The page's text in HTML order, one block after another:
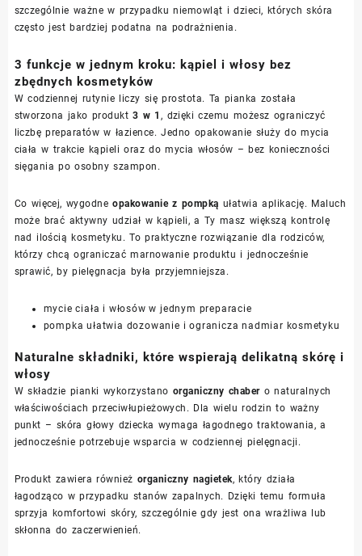
szczególnie ważne w przypadku niemowląt i dzieci, których skóra
często jest bardziej podatna na podrażnienia.
3 funkcje w jednym kroku: kąpiel i włosy bez
zbędnych kosmetyków
W codziennej rutynie liczy się prostota. Ta pianka została
stworzona jako produkt3 w 1 , dzięki czemu możesz ograniczyć
liczbę preparatów w łazience. Jedno opakowanie służy do mycia
ciała w trakcie kąpieli oraz do mycia włosów – bez konieczności
sięgania po osobny szampon.
Co więcej, wygodneopakowanie z pompką ułatwia aplikację. Maluch
może brać aktywny udział w kąpieli, a Ty masz większą kontrolę
nad ilością kosmetyku. To praktyczne rozwiązanie dla rodziców,
którzy chcą ograniczać marnowanie produktu i jednocześnie
sprawić, by pielęgnacja była przyjemniejsza.
mycie ciała i włosów w jednym preparacie
pompka ułatwia dozowanie i ogranicza nadmiar kosmetyku
Naturalne składniki, które wspierają delikatną skórę i
włosy
W składzie pianki wykorzystano organiczny chabero naturalnych
właściwościach przeciwłupieżowych. Dla wielu rodzin to ważny
punkt – skóra głowy dziecka wymaga łagodnego traktowania, a
jednocześnie potrzebuje wsparcia w codziennej pielęgnacji.
Produkt zawiera również organiczny nagietek, który działa
łagodząco w przypadku stanów zapalnych. Dzięki temu formuła
sprzyja komfortowi skóry, szczególnie gdy jest ona wrażliwa lub
skłonna do zaczerwienień.